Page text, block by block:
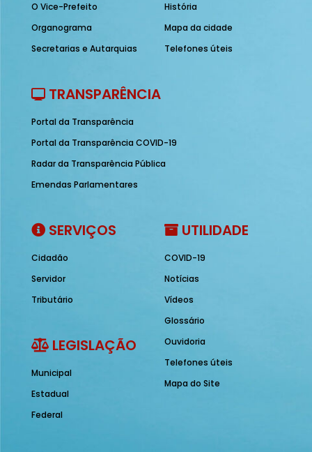
O Vice-Prefeito
Organograma
Secretarias e Autarquias
História
Mapa da cidade
Telefones úteis
TRANSPARÊNCIA
Portal da Transparência
Portal da Transparência COVID-19
Radar da Transparência Pública
Emendas Parlamentares
SERVIÇOS
Cidadão
Servidor
Tributário
LEGISLAÇÃO
Municipal
Estadual
Federal
UTILIDADE
COVID-19
Notícias
Vídeos
Glossário
Ouvidoria
Telefones úteis
Mapa do Site